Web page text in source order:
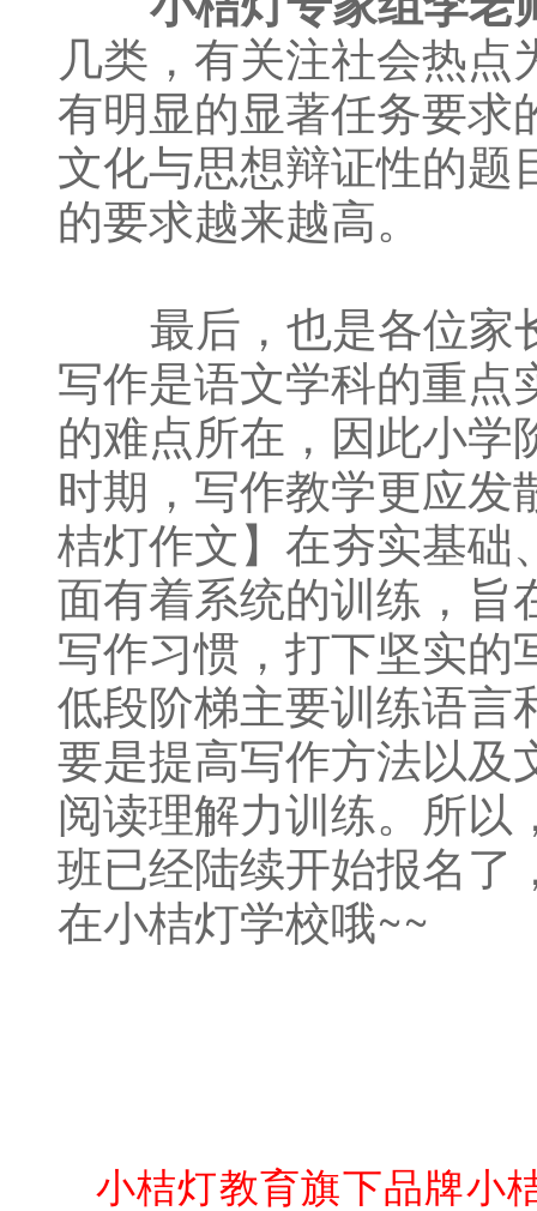
几类，有关注社会热
有明显的显著任务要求
文化与思想辩证性的题
的要求越来越高。
最后，也是各位家
写作是语文学科的重点
的难点所在，因此小
时期，写作教学更应
桔灯作文】在夯实基础
面有着系统的训练，旨
写作习惯，打下坚实的
低段阶梯主要训练语言
要是提高写作方法以及
阅读理解力训练。所
班已经陆续开始报名了
在小桔灯学校哦~~
小桔灯教育旗下品牌小